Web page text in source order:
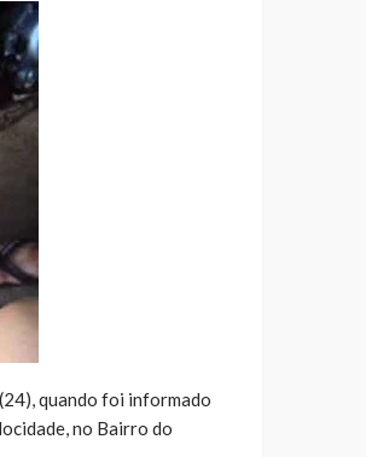
quando foi informado
no Bairro do